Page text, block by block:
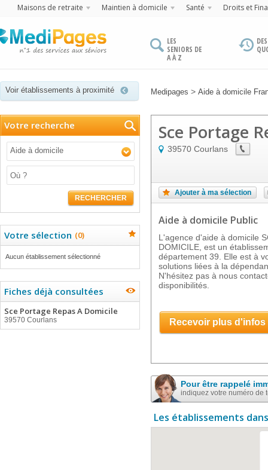
Maisons de retraite Maintien à domicile Santé Droits et
LES
SENIORS DE
A À Z
Voir établissements à proximité Medipages > Aide à domicile
Votre recherche
Aide à domicile
RECHERCHER
Votre sélection (0)
Aucun établissement sélectionné
Fiches déjà consultées
Sce Portage Repas A Domicile
39570 Courlans
Sce Portage
39570 Courlans
Ajouter à ma sélection
Aide à domicile Public
L'agence d'aide à domicile
DOMICILE, est un
département 39. Elle est à
solutions liées à la
N'hésitez pas à nous
disponibilités.
Recevoir plus d'infos
Pour être rappelé
indiquez votre numéro de
Les établissements